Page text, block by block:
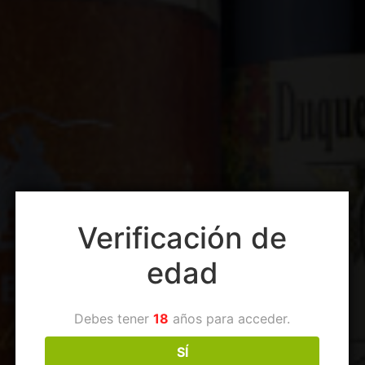
Verificación de
edad
Debes tener18 años para acceder.
SÍ